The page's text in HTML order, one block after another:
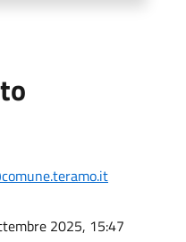
2025, 15:47